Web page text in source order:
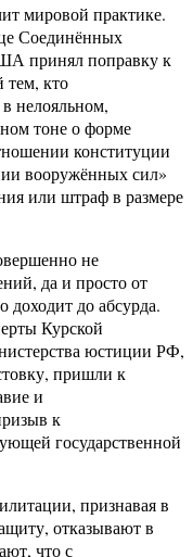
мировой практике.
Соединённых
принял поправку к
тем, кто
нелояльном,
тоне о форме
конституции
вооружённых сил»
или штраф в размере
не
да и просто от
до абсурда.
Курской
юстиции РФ,
пришли к
и
к
государственной
признавая в
отказывают в
что с